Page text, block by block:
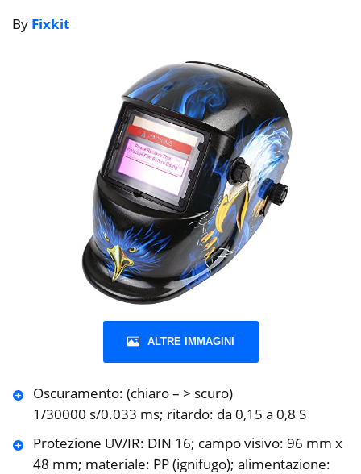
By Fixkit
ALTRE IMMAGINI
Oscuramento: (chiaro – > scuro)
1/30000 s/0.033 ms; ritardo: da 0,15 a 0,8 S
Protezione UV/IR: DIN 16; campo visivo: 96 mm x
48 mm; materiale: PP (ignifugo); alimentazione: